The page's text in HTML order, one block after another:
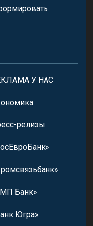
У НАС
релизы
Банк»
Югра»